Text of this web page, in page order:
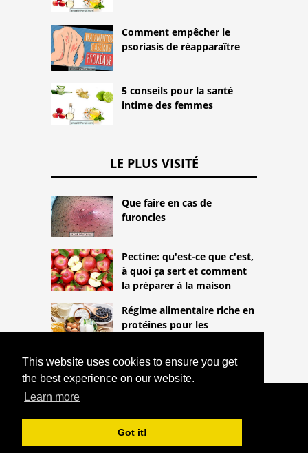
This website uses cookies to ensure you get
the best experience on our website.
Learn more
Got it!
Comment empêcher le
psoriasis de réapparaître
5 conseils pour la santé
intime des femmes
LE PLUS VISITÉ
Que faire en cas de
furoncles
Pectine: qu'est-ce que c'est,
à quoi ça sert et comment
la préparer à la maison
Régime alimentaire riche en
protéines pour les
HTTPS://THELIGHTLIFEBLOG.COM
QUELS SONT LES SOINS PALLIATIFS ET